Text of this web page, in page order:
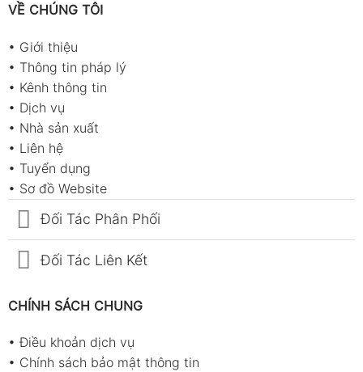
VỀ CHÚNG TÔI
• Giới thiệu
• Thông tin pháp lý
• Kênh thông tin
• Dịch vụ
• Nhà sản xuất
• Liên hệ
• Tuyển dụng
• Sơ đồ Website
Đối Tác Phân Phối
Đối Tác Liên Kết
CHÍNH SÁCH CHUNG
•Điều khoản dịch vụ
• Chính sách bảo mật thông tin